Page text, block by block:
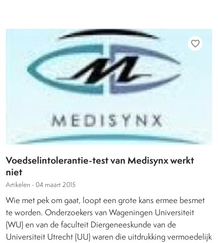
favorite_border
Voedselintolerantie-test van Medisynx werkt
niet
Artikelen - 04 maart 2015
Wie met pek om gaat, loopt een grote kans ermee besmet
te worden. Onderzoekers van Wageningen Universiteit
(WU) en van de faculteit Diergeneeskunde van de
Universiteit Utrecht (UU) waren die uitdrukking vermoedelijk